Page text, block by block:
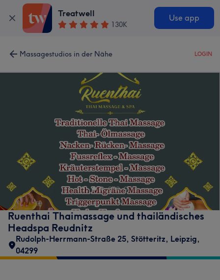
Treatwell
130K
Use app
Massagestudios in der Nähe LOGIN
Ruenthai Thaimassage und thailändisches
Headspa Reudnitz
Rudolph-Herrmann-Straße 25, Stötteritz, Leipzig,
04299